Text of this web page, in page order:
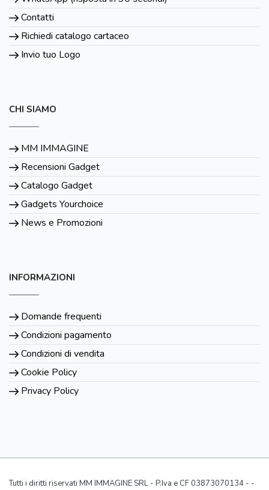
Contatti
Richiedi catalogo cartaceo
Invio tuo Logo
CHI SIAMO
MM IMMAGINE
Recensioni Gadget
Catalogo Gadget
Gadgets Yourchoice
News e Promozioni
INFORMAZIONI
Domande frequenti
Condizioni pagamento
Condizioni di vendita
Cookie Policy
Privacy Policy
Tutti i diritti riservati MM IMMAGINE SRL - P.Iva e CF 03873070134 - -